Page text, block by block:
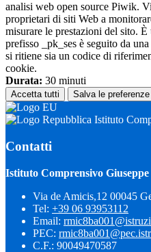
analisi web open source Piwik.
proprietari di siti Web a
misurare le prestazioni del sito.
prefisso _pk_ses è seguito da
si ritiene sia un codice di
cookie.
Durata: 30 minuti
Accetta tutti Salva le preferenze
Istituto
Contatti
Istituto Comprensivo
Via de Amicis,12 00045
Tel: +39 06 93953112
Email:
PEC:
C.F.: 90049470587